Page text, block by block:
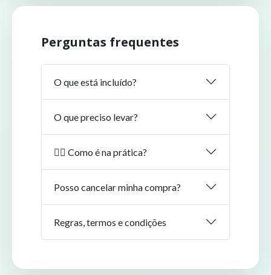
Perguntas frequentes
O que está incluído?
O que preciso levar?
🏄‍♂️ Como é na prática?
Posso cancelar minha compra?
Regras, termos e condições